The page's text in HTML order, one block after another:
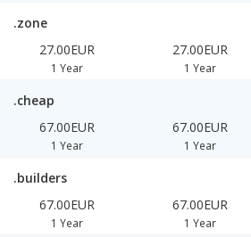
.zone
27.00EUR
1 Year
27.00EUR
1 Year
.cheap
67.00EUR
1 Year
67.00EUR
1 Year
.builders
67.00EUR
1 Year
67.00EUR
1 Year